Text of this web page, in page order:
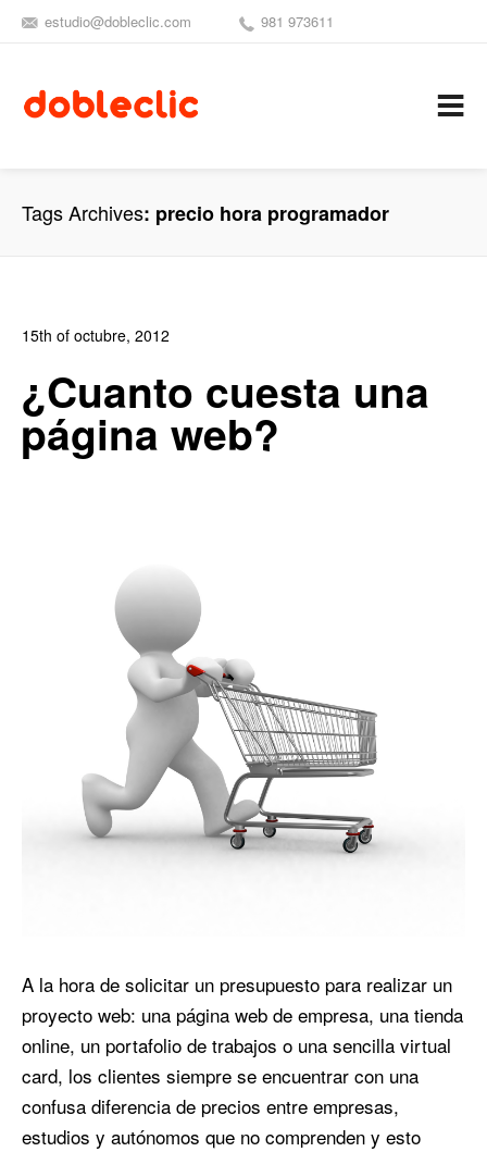
estudio@dobleclic.com 981 973611
Tags Archives precio hora programador
15th of octubre, 2012
Posicionamiento ,Blog Publicidad,Noticias
0
0
¿Cuanto cuesta una
página web?
A la hora de solicitar un presupuesto para realizar un
proyecto web: una página web de empresa, una tienda
online, un portafolio de trabajos o una sencilla virtual
card, los clientes siempre se encuentrar con una
confusa diferencia de precios entre empresas,
estudios y autónomos que no comprenden y esto